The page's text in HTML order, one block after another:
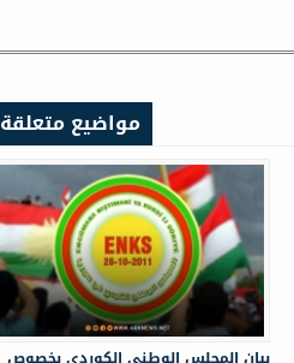
مواضيع متعلقة
‏‏بيان المجلس الوطني الكوردي بخصوص